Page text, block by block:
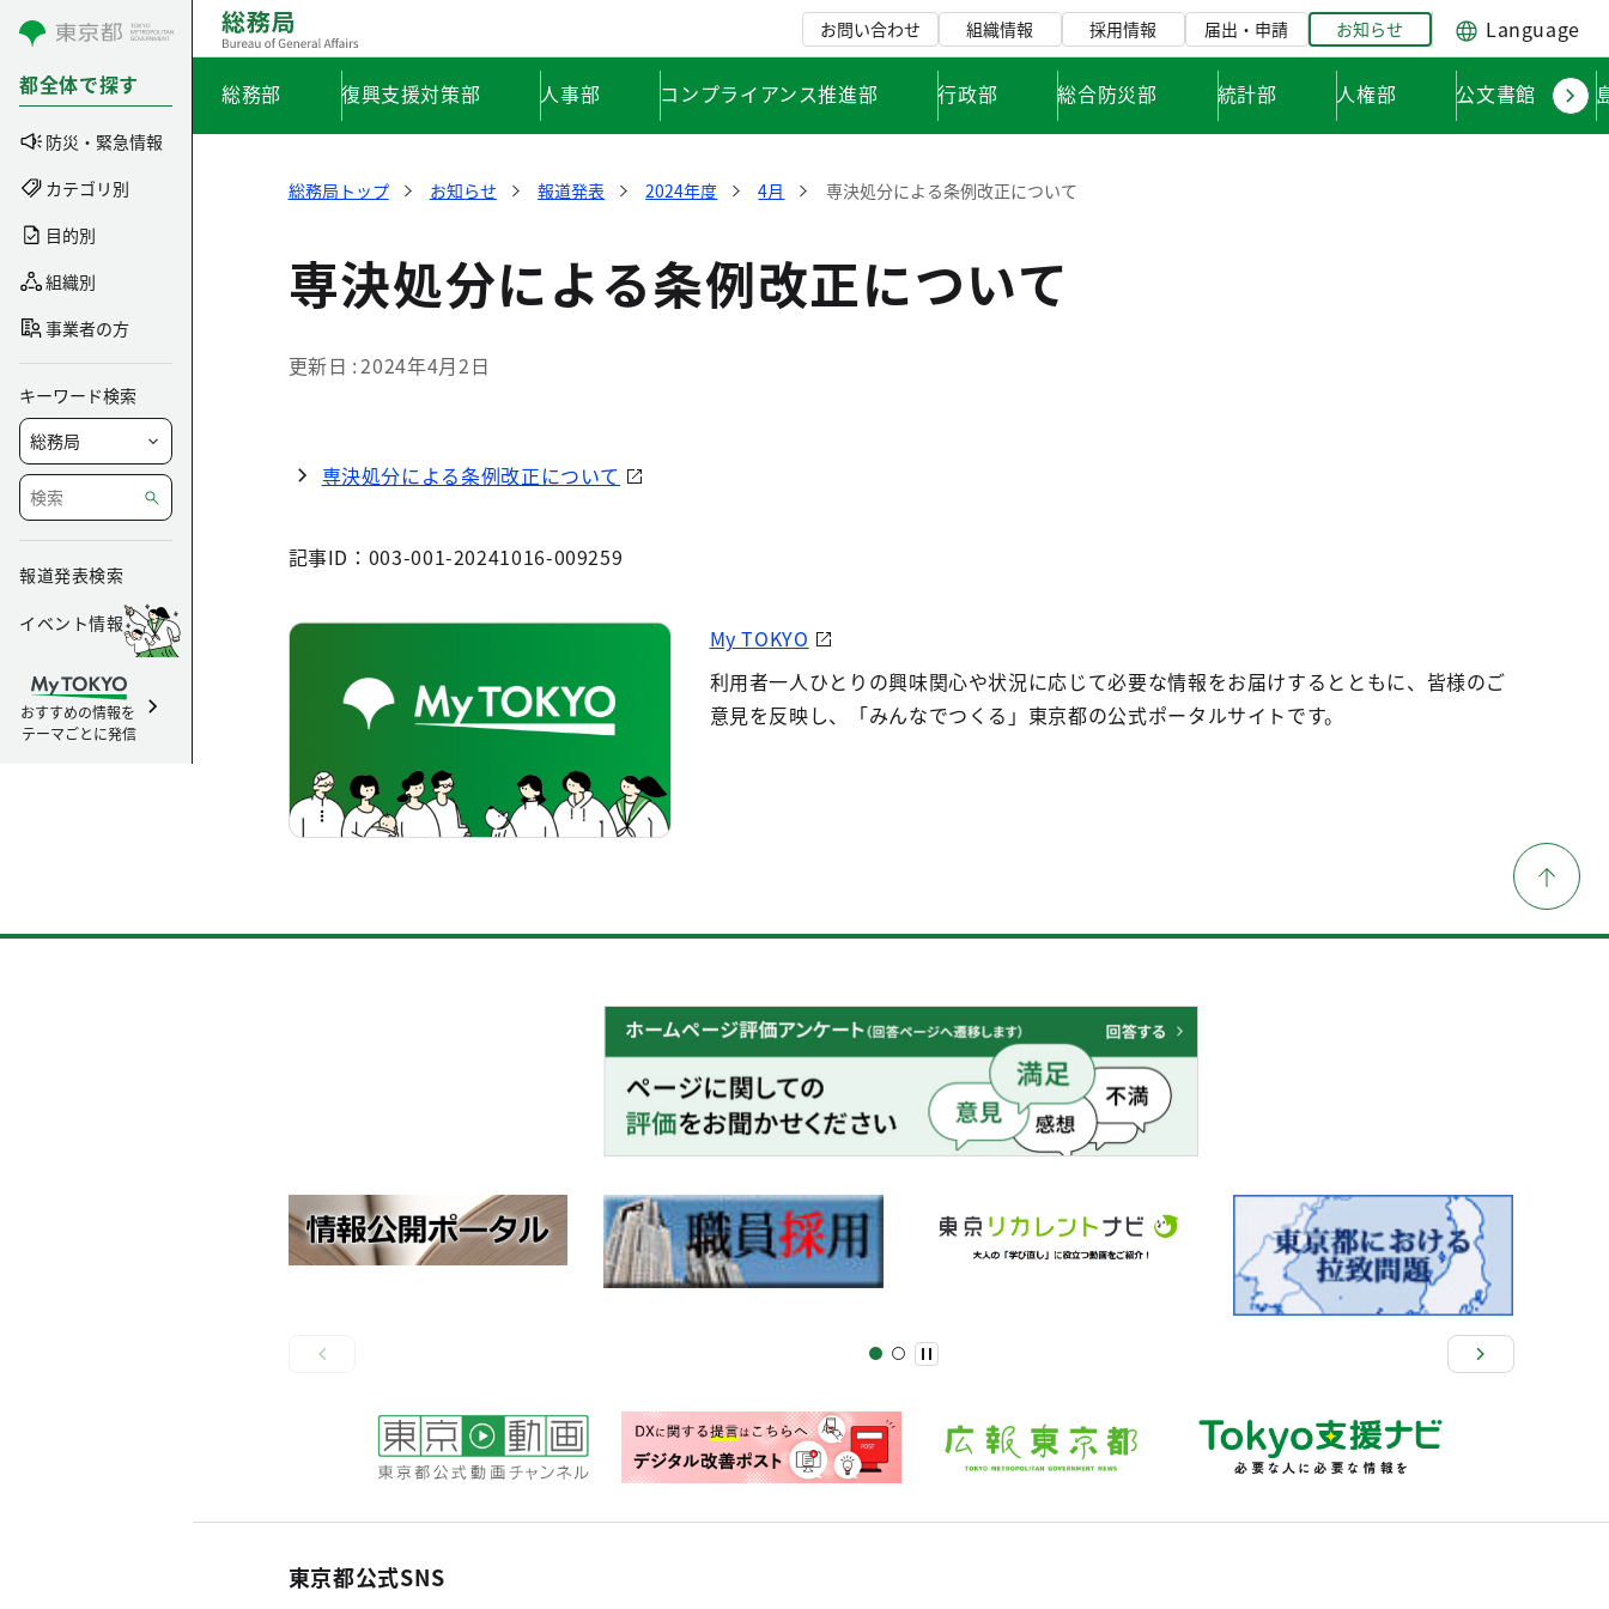
コンテンツにスキップ
都全体で探す
防災・緊急情報
カテゴリ別
目的別
組織別
事業者の方
キーワード検索
報道発表検索
イベント情報
おすすめの情報を
テーマごとに発信
お問い合わせ 組織情報 採用情報 届出・申請 お知らせ Language
総務部 復興支援対策部 人事部 コンプライアンス推進部 行政部 総合防災部 統計部 人権部 公文書館
総務局トップ お知らせ 報道発表 2024年度 4月 専決処分による条例改正について
専決処分による条例改正について
更新日 2024年4月2日
専決処分による条例改正について
記事ID：003-001-20241016-009259
My TOKYO
利用者一人ひとりの興味関心や状況に応じて必要な情報をお届けするとともに、皆様のご
意見を反映し、「みんなでつくる」東京都の公式ポータルサイトです。
東京都公式SNS